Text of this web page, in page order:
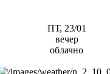
ПТ, 23/01
вечер
облачно